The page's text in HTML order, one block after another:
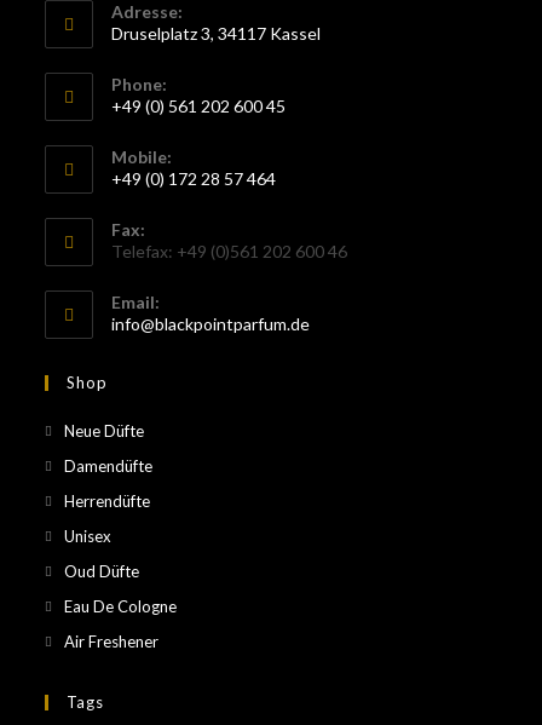
Adresse:
Druselplatz 3, 34117 Kassel
Phone:
+49 (0) 561 202 600 45
Mobile:
+49 (0) 172 28 57 464
Fax:
Telefax: +49 (0)561 202 600 46
Email:
info@blackpointparfum.de
Shop
Neue Düfte
Damendüfte
Herrendüfte
Unisex
Oud Düfte
Eau De Cologne
Air Freshener
Tags